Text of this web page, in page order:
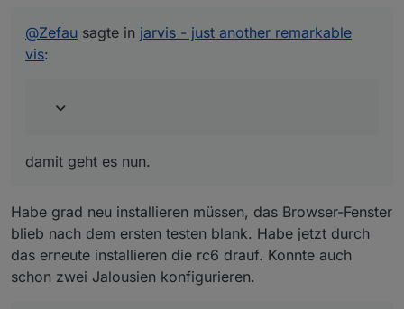
in der SPalte dann Widget hinzufügen (jede
Spalte kann beliebig viele Widgets haben)
damit geht es nun.
Dann werde ich mal versuchen mich da rein zu
@Zefau sagte in jarvis - just another remarkable
vis:
damit geht es nun.
Habe grad neu installieren müssen, das Browser-Fenster
blieb nach dem ersten testen blank. Habe jetzt durch
das erneute installieren die rc6 drauf. Konnte auch
schon zwei Jalousien konfigurieren.